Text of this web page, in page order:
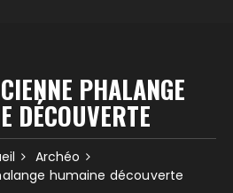
PHALANGE
DÉCOUVERTE
Archéo
humaine découverte